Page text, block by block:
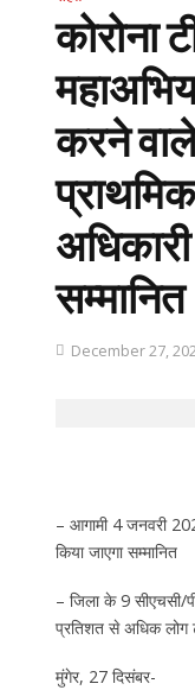
कोरोना
करने
सम्मानित
December 27,
– आगामी 4 जनवरी
किया जाएगा सम्मानित
– जिला के 9 सीएचसी/
प्रतिशत से अधिक लोग
मुंगेर, 27 दिसंबर-